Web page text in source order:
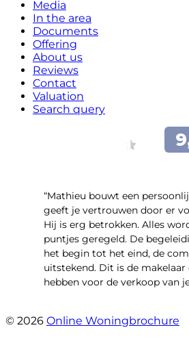
Media
In the area
Documents
Offering
About us
Reviews
Contact
Valuation
Search query
“Mathieu bouwt een
geeft je vertrouwen door er
Hij is erg betrokken. Alles
puntjes geregeld. De
het begin tot het eind, de
uitstekend. Dit is de makelaar
hebben voor de verkoop van
© 2026 Online Woningbrochure